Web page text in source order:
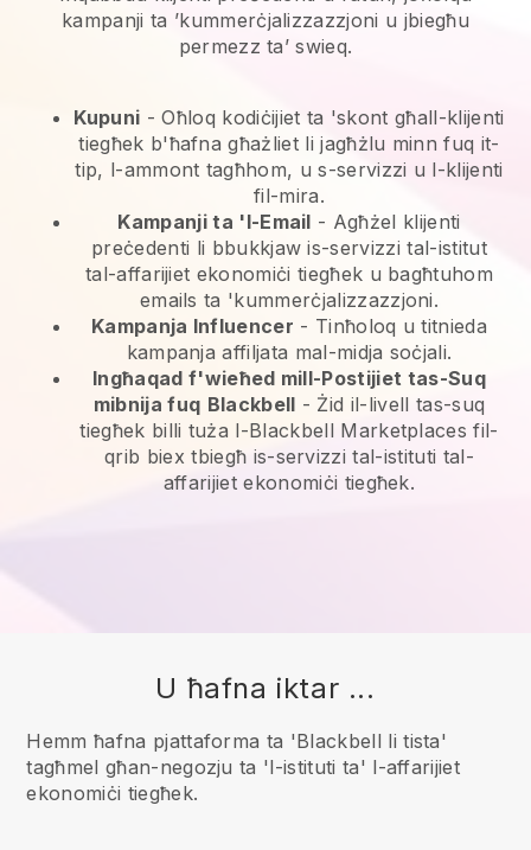
kampanji ta ’kummerċjalizzazzjoni u jbiegħu
permezz ta’ swieq.
Kupuni - Oħloq kodiċijiet ta 'skont għall-klijenti
tiegħek b'ħafna għażliet li jagħżlu minn fuq it-
tip, l-ammont tagħhom, u s-servizzi u l-klijenti
fil-mira.
Kampanji ta 'l-Email - Agħżel klijenti
preċedenti li bbukkjaw is-servizzi tal-istitut
tal-affarijiet ekonomiċi tiegħek u bagħtuhom
emails ta 'kummerċjalizzazzjoni.
Kampanja Influencer - Tinħoloq u titnieda
kampanja affiljata mal-midja soċjali.
Ingħaqad f'wieħed mill-Postijiet tas-Suq
mibnija fuq Blackbell - Żid il-livell tas-suq
tiegħek billi tuża l-Blackbell Marketplaces fil-
qrib biex tbiegħ is-servizzi tal-istituti tal-
affarijiet ekonomiċi tiegħek.
U ħafna iktar ...
Hemm ħafna pjattaforma ta 'Blackbell li tista'
tagħmel għan-negozju ta 'l-istituti ta' l-affarijiet
ekonomiċi tiegħek.